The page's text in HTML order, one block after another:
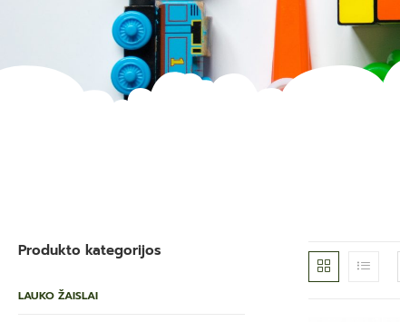
Produkto kategorijos
LAUKO ŽAISLAI